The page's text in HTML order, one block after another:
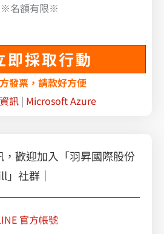
※名額有限※
即採取行動
發票，請款好方便
訊 | Microsoft Azure
歡迎加入「羽昇國際股份
」社群｜
官方帳號